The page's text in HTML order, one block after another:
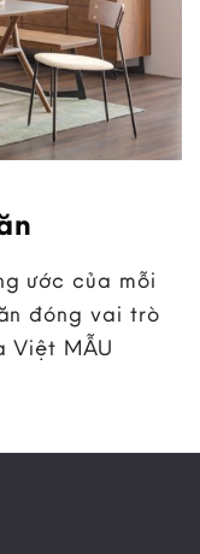
ước của mỗi
đóng vai trò
Việt MẪU